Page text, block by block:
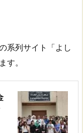
系列サイト「よし
す。